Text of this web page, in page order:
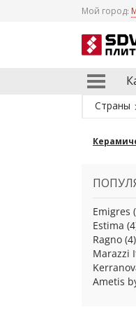
Мой город:
Страны
Emigres
Estima
Ragno (4)
Marazzi
Ametis